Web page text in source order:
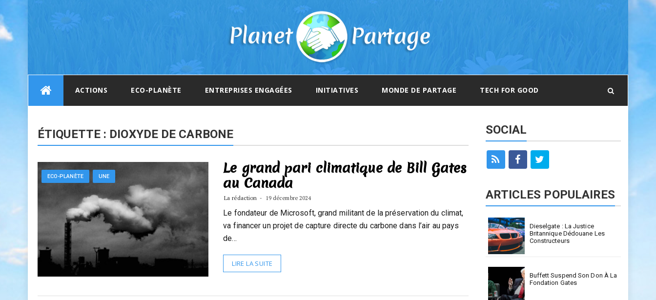
ACTIONS ECO-PLANÈTE ENTREPRISES ENGAGÉES INITIATIVES MONDE DE PARTAGE TECH FOR GOOD
ÉTIQUETTE : DIOXYDE DE CARBONE
ECO-PLANÈTE UNE
Le grand pari climatique de Bill Gates
au Canada
La rédaction 19 décembre 2024
Le fondateur de Microsoft, grand militant de la préservation du climat,
va financer un projet de capture directe du carbone dans l’air au pays
de…
LIRE LA SUITE
SOCIAL
ARTICLES POPULAIRES
Dieselgate : La Justice
Britannique Dédouane Les
Constructeurs
Buffett Suspend Son Don À La
Fondation Gates